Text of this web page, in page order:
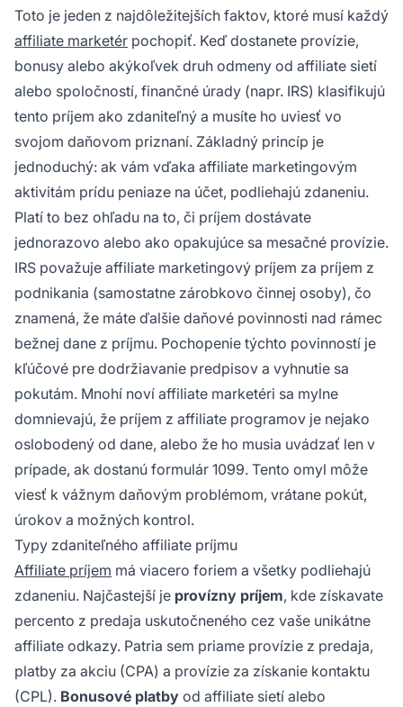
Toto je jeden z najdôležitejších faktov, ktoré musí každý
affiliate marketér pochopiť. Keď dostanete provízie,
bonusy alebo akýkoľvek druh odmeny od affiliate sietí
alebo spoločností, finančné úrady (napr. IRS) klasifikujú
tento príjem ako zdaniteľný a musíte ho uviesť vo
svojom daňovom priznaní. Základný princíp je
jednoduchý: ak vám vďaka affiliate marketingovým
aktivitám prídu peniaze na účet, podliehajú zdaneniu.
Platí to bez ohľadu na to, či príjem dostávate
jednorazovo alebo ako opakujúce sa mesačné provízie.
IRS považuje affiliate marketingový príjem za príjem z
podnikania (samostatne zárobkovo činnej osoby), čo
znamená, že máte ďalšie daňové povinnosti nad rámec
bežnej dane z príjmu. Pochopenie týchto povinností je
kľúčové pre dodržiavanie predpisov a vyhnutie sa
pokutám. Mnohí noví affiliate marketéri sa mylne
domnievajú, že príjem z affiliate programov je nejako
oslobodený od dane, alebo že ho musia uvádzať len v
prípade, ak dostanú formulár 1099. Tento omyl môže
viesť k vážnym daňovým problémom, vrátane pokút,
úrokov a možných kontrol.
Typy zdaniteľného affiliate príjmu
Affiliate príjem má viacero foriem a všetky podliehajú
zdaneniu. Najčastejší je provízny príjem, kde získavate
percento z predaja uskutočneného cez vaše unikátne
affiliate odkazy. Patria sem priame provízie z predaja,
platby za akciu (CPA) a provízie za získanie kontaktu
(CPL). Bonusové platby od affiliate sietí alebo